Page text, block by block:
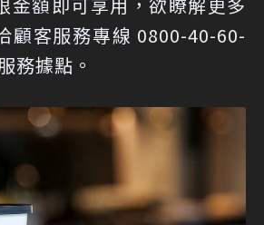
顧客服務專線 0800-40-60-
務據點。